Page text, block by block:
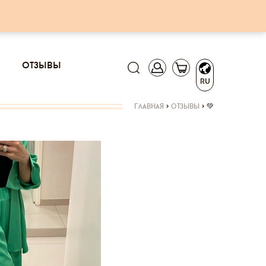
RU
отзывы
главная > отзывы > 💚